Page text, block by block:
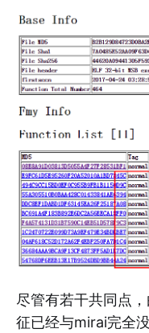
尽管有若干共同点
征已经与mirai完全